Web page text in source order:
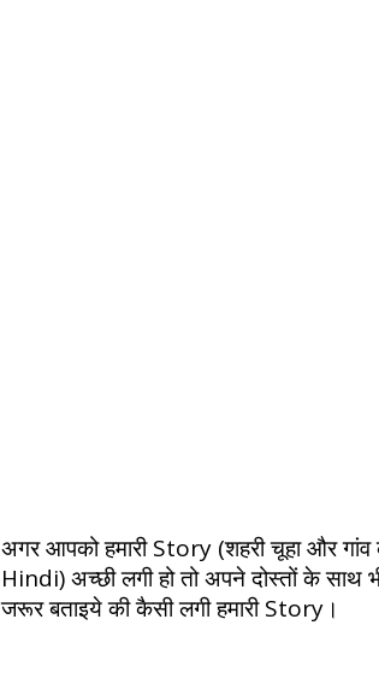
अगर आपको हमारी Story (शहरी चूहा और
Hindi) अच्छी लगी हो तो अपने दोस्तों के
जरूर बताइये की कैसी लगी हमारी Story।